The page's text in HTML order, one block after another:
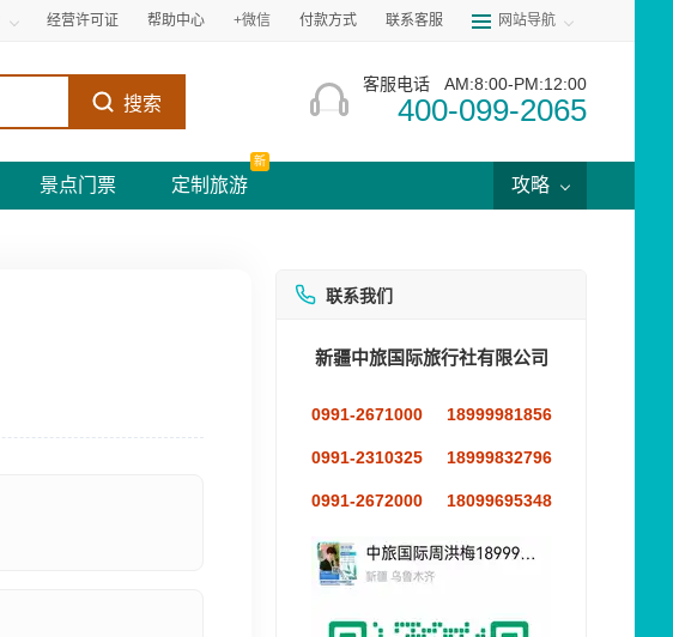
经营许可证 帮助中心 +微信 付款方式 联系客服 网站导航
搜索
客服电话 AM:8:00-PM:12:00
400-099-2065
景点门票 定制旅游
新
攻略
联系我们
新疆中旅国际旅行社有限公司
0991-2671000 18999981856
0991-2310325 18999832796
0991-2672000 18099695348